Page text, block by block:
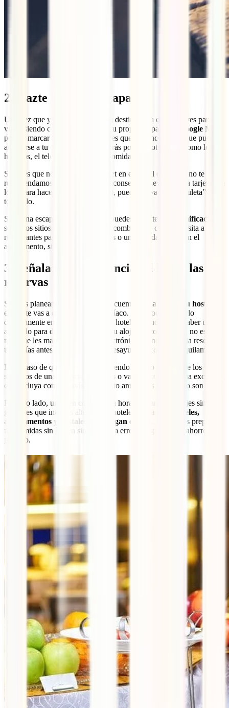
2. Hazte tu propio mapa
Una vez que ya hayas decidido tu destino, una de las claves para
viajar siendo celiaco es montarte tu propio mapa. Con
Google Maps
podrás marcar aquellos restaurantes que has encontrado que pueden
adaptarse a tu dieta. Además, podrás poner anotaciones como los
horarios, el teléfono o el tipo de comida.
Si sabes que no vas a tener internet en el móvil (algo que no te
recomendamos, pues siempre es aconsejable llevar alguna tarjeta sim
local para hacer alguna búsqueda), puedes llevar una “chuleta” con
todo ello.
Si es una escapada o viaje corto, puedes hacerte una
planificación
sobre los sitios que vas a visitar y combinarlos con una visita a
restaurantes para celíacos cercanos o una parada exprés en el
apartamento, si quieres cocinar.
3. Señala tus intolerancias al hacer las
reservas
Si estás planeando un viaje por tu cuenta, avisa al hotel u hostal
el que te vas a quedar que eres celíaco. Esto podrás hacerlo
directamente en los buscadores de hoteles, donde suele haber un
apartado para dejar un mensaje a tu alojamiento. Aun así, no está de
más que les mandes un correo electrónico cuando hagas la reserva y
unos días antes para que puedas desayunar o comer tranquilamente.
En el caso de que vayas a viajar siendo celíaco a través de los
servicios de una
agencia de viajes o vayas a contratar una excursión
que incluya comida, avísales cuanto antes. Los olvidos no son raros.
Por otro lado, un buen consejo a la hora de planificar viajes sin
gluten es que intentes alternar los hoteles con
apartahoteles,
apartamentos y hostales que tengan cocina
. Así podrás preparar
tus comidas sin gluten sin margen a error y seguramente ahorres un
poquito.